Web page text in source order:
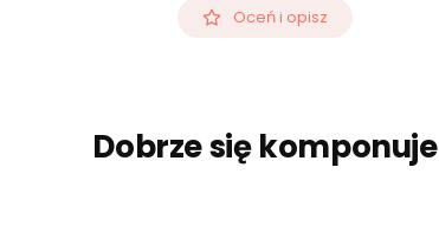
Oceń i opisz
Dobrze się komponuje